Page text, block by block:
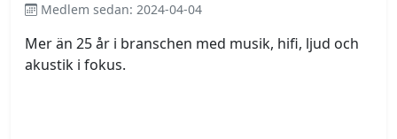
Medlem sedan: 2024-04-04
Mer än 25 år i branschen med musik, hifi, ljud och
akustik i fokus.